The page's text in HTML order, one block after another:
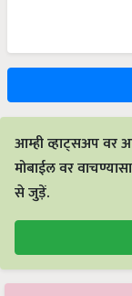
आम्ही व्हाट्सअप वर
मोबाईल वर
से जुड़ें.